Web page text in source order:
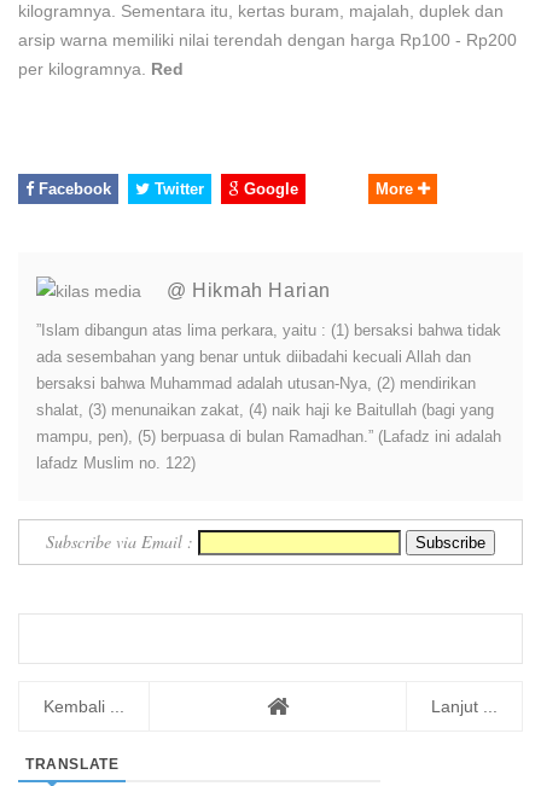
kilogramnya. Sementara itu, kertas buram, majalah, duplek dan
arsip warna memiliki nilai terendah dengan harga Rp100 - Rp200
per kilogramnya. Red
Facebook Twitter Google More
@ Hikmah Harian
”Islam dibangun atas lima perkara, yaitu : (1) bersaksi bahwa tidak
ada sesembahan yang benar untuk diibadahi kecuali Allah dan
bersaksi bahwa Muhammad adalah utusan-Nya, (2) mendirikan
shalat, (3) menunaikan zakat, (4) naik haji ke Baitullah (bagi yang
mampu, pen), (5) berpuasa di bulan Ramadhan.” (Lafadz ini adalah
lafadz Muslim no. 122)
Subscribe via Email :
Kembali ... Lanjut ...
TRANSLATE